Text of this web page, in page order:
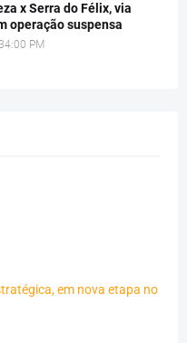
x Serra do Félix, via
operação suspensa
PM
em nova etapa no